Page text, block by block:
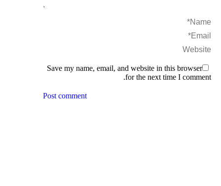
Name *
Email *
Website
Save my name, email, and website in this browser
for the next time I comment.
Post comment